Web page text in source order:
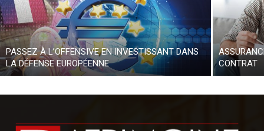
PASSEZ À L’OFFENSIVE EN INVESTISSANT DANS
LA DÉFENSE EUROPÉENNE
CONTRAT